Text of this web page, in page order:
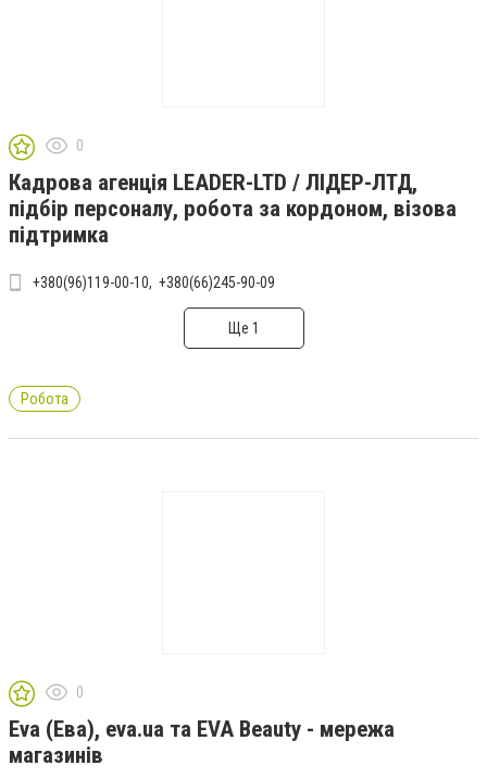
0
Кадрова агенція LEADER-LTD / ЛІДЕР-ЛТД,
підбір персоналу, робота за кордоном, візова
підтримка
+380(96)119-00-10 +380(66)245-90-09
Ще 1
Робота
0
Eva (Ева), eva.ua та EVA Beauty - мережа
магазинів